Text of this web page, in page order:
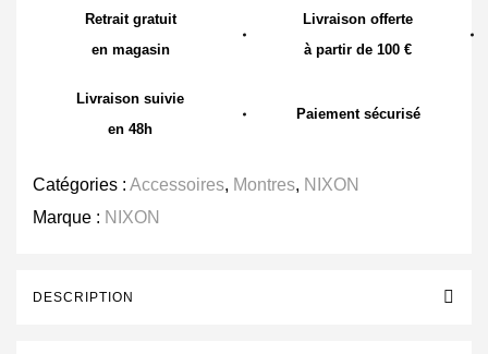
Retrait gratuit
en magasin
Livraison offerte
à partir de 100 €
Livraison suivie
en 48h
Paiement sécurisé
Catégories : Accessoires, Montres, NIXON
Marque : NIXON
DESCRIPTION